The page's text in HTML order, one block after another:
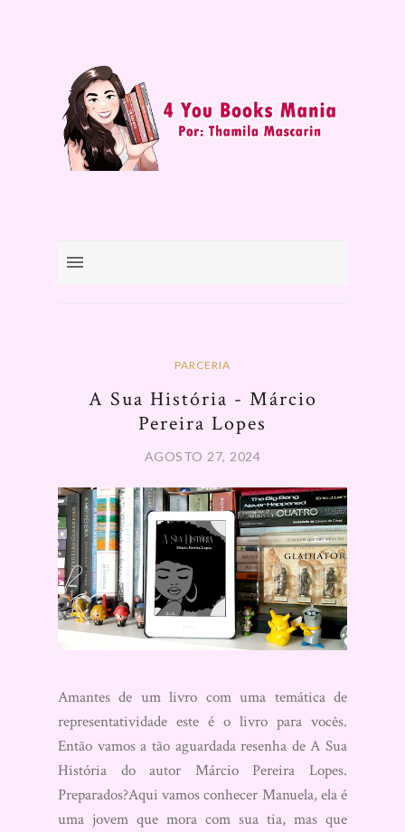
PARCERIA
A Sua História - Márcio
Pereira Lopes
AGOSTO 27, 2024
Amantes de um livro com uma temática de
representatividade este é o livro para vocês.
Então vamos a tão aguardada resenha de A Sua
História do autor Márcio Pereira Lopes.
Preparados?Aqui vamos conhecer Manuela, ela é
uma jovem que mora com sua tia, mas que